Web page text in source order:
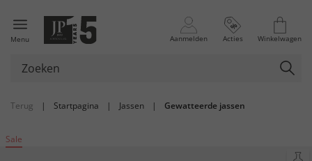
Menu Aanmelden Acties Winkelwagen
Terug | Startpagina | Jassen | Gewatteerde jassen
Sale